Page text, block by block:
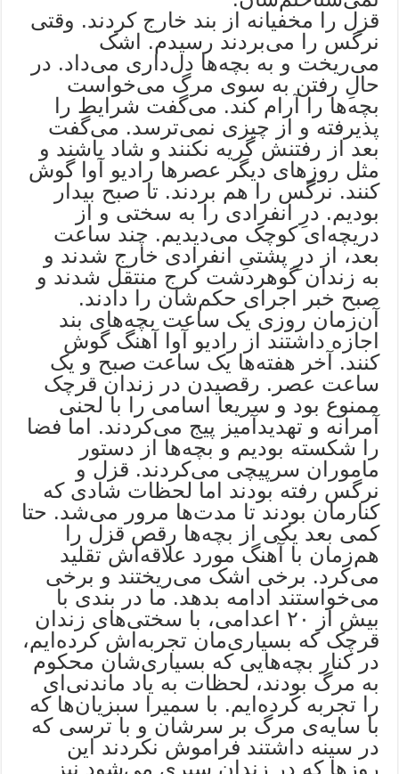
قزل را مخفیانه از بند خارج کردند. وقتی
نرگس را می‌بردند رسیدم. اشک
می‌ریخت و به بچه‌ها دل‌داری می‌داد. در
حالِ رفتن به سوی مرگ می‌خواست
بچه‌ها را آرام کند. می‌گفت شرایط را
پذیرفته و از چیزی نمی‌ترسد. می‌گفت
بعد از رفتنش گریه نکنند و شاد باشند و
مثل روزهای دیگر عصرها رادیو آوا گوش
کنند. نرگس را هم بردند. تا صبح بیدار
بودیم. درِ انفرادی را به سختی و از
دریچه‌ای کوچک می‌دیدیم. چند ساعت
بعد، از درِ پشتیِ انفرادی خارج شدند و
به زندان گوهردشت کرج منتقل شدند و
صبح خبر اجرای حکم‌شان را دادند.
آن‌زمان روزی یک ساعت بچه‌های بند
اجازه داشتند از رادیو آوا آهنگ گوش
کنند. آخر هفته‌ها یک ساعت صبح و یک
ساعت عصر. رقصیدن در زندان قرچک
ممنوع بود و سریعا اسامی را با لحنی
آمرانه و تهدیدآمیز پیج می‌کردند. اما فضا
را شکسته بودیم و بچه‌ها از دستور
ماموران سرپیچی می‌کردند. قزل و
نرگس رفته بودند اما لحظات شادی که
کنارمان بودند تا مدت‌ها مرور می‌شد. حتا
کمی بعد یکی از بچه‌ها رقص قزل را
هم‌زمان با آهنگ مورد علاقه‌اش تقلید
می‌کرد. برخی اشک می‌ریختند و برخی
می‌خواستند ادامه بدهد. ما در بندی با
بیش از ۲۰ اعدامی، با سختی‌های زندان
قرچک که بسیاری‌مان تجربه‌اش کرده‌ایم،
در کنار بچه‌هایی که بسیاری‌شان محکوم
به مرگ بودند، لحظات به یاد ماندنی‌ای
را تجربه کرده‌ایم. با سمیرا سبزیان‌ها که
با سایه‌ی مرگ بر سرشان و با ترسی که
در سینه داشتند فراموش نکردند این
روزها که در زندان سپری می‌شود نیز